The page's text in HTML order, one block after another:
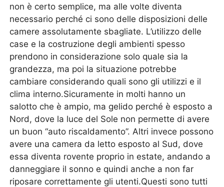
non è certo semplice, ma alle volte diventa
necessario perché ci sono delle disposizioni delle
camere assolutamente sbagliate. L’utilizzo delle
case e la costruzione degli ambienti spesso
prendono in considerazione solo quale sia la
grandezza, ma poi la situazione potrebbe
cambiare considerando quali sono gli utilizzi e il
clima interno.Sicuramente in molti hanno un
salotto che è ampio, ma gelido perché è esposto a
Nord, dove la luce del Sole non permette di avere
un buon “auto riscaldamento”. Altri invece possono
avere una camera da letto esposto al Sud, dove
essa diventa rovente proprio in estate, andando a
danneggiare il sonno e quindi anche a non far
riposare correttamente gli utenti.Questi sono tutti